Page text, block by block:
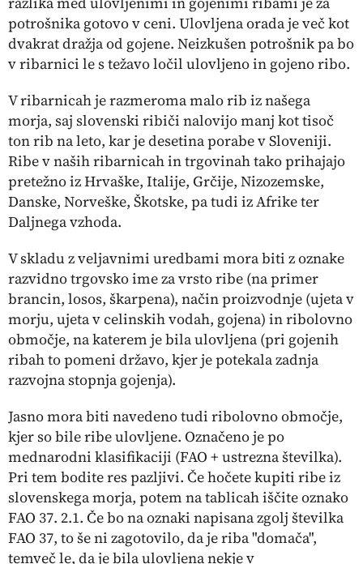
potrošnika gotovo v ceni. Ulovljena orada je več kot
dvakrat dražja od gojene. Neizkušen potrošnik pa bo
v ribarnici le s težavo ločil ulovljeno in gojeno ribo.
V ribarnicah je razmeroma malo rib iz našega
morja, saj slovenski ribiči nalovijo manj kot tisoč
ton rib na leto, kar je desetina porabe v Sloveniji.
Ribe v naših ribarnicah in trgovinah tako prihajajo
pretežno iz Hrvaške, Italije, Grčije, Nizozemske,
Danske, Norveške, Škotske, pa tudi iz Afrike ter
Daljnega vzhoda.
V skladu z veljavnimi uredbami mora biti z oznake
razvidno trgovsko ime za vrsto ribe (na primer
brancin, losos, škarpena), način proizvodnje (ujeta v
morju, ujeta v celinskih vodah, gojena) in ribolovno
območje, na katerem je bila ulovljena (pri gojenih
ribah to pomeni državo, kjer je potekala zadnja
razvojna stopnja gojenja).
Jasno mora biti navedeno tudi ribolovno območje,
kjer so bile ribe ulovljene. Označeno je po
mednarodni klasifikaciji (FAO + ustrezna številka).
Pri tem bodite res pazljivi. Če hočete kupiti ribe iz
slovenskega morja, potem na tablicah iščite oznako
FAO 37. 2.1. Če bo na oznaki napisana zgolj številka
FAO 37, to še ni zagotovilo, da je riba "domača",
temveč le, da je bila ulovljena nekje v